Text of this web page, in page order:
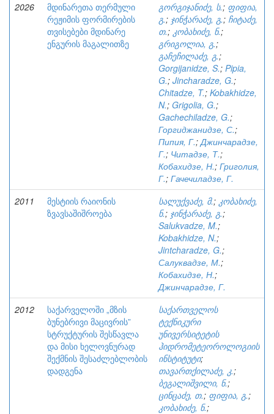
2026
მდინარეთა თერმული
რეჟიმის ფორმირების
თვისებები მდინარე
ენგურის მაგალითზე
გორგიჯანიძე, ს.; ფიფია,
გ.; ჯინჭარაძე, გ.; ჩიტაძე,
თ.; კობახიძე, ნ.;
გრიგოლია, გ.;
გაჩეჩილაძე, გ.;
Gorgijanidze, S.; Pipia,
G.; Jincharadze, G.;
Chitadze, T.; Kobakhidze,
N.; Grigolia, G.;
Gachechiladze, G.;
Горгиджанидзе, С.;
Пипия, Г.;Джинчарадзе,
Г.; Читадзе, Т.;
Кобахидзе, Н.; Григолия,
Г.; Гачечиладзе, Г.
2011
მესტიის რაიონის
ზვავსაშიშროება
სალუქვაძე, მ.; კობახიძე,
ნ.; ჯინჭარაძე, გ.;
Salukvadze, M.;
Kobakhidze, N.;
Jintcharadze, G.;
Салуквадзе, М.;
Кобахидзе, Н.;
Джинчарадзе, Г.
2012
საქარველოში „მზის
ბუნებრივი მაცივრის”
სტრუქტურის შესწავლა
და მისი ხელოვნურად
შექმნის შესაძლებლობის
დადგენა
საქართველოს
ტექნიკური
უნივერსიტეტის
ჰიდრომეტეოროლოგიის
ინსტიტუტი;
თავართქილაძე, კ.;
ბეგალიშვილი, ნ.;
ცინცაძე, თ.; ფიფია, გ.;
კობახიძე, ნ.;